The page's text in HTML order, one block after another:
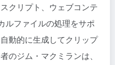
クリプト、ウェブコンテ
ルファイルの処理をサポ
動的に生成してクリップ
のジム・マクミランは、